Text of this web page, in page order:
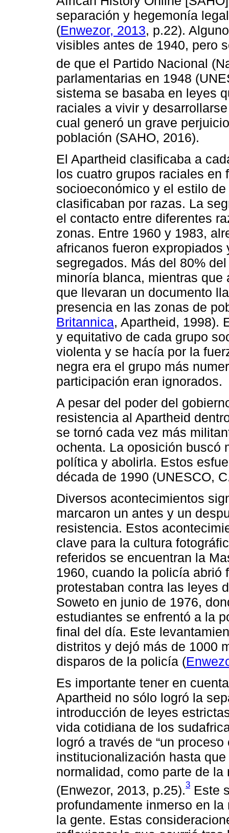
separación y hegemonía
(Enwezor, 2013, p.22).
visibles antes de 1940, pero
de que el Partido Nacional
parlamentarias en 1948
sistema se basaba en leyes
raciales a vivir y
cual generó un grave
población (SAHO, 2016).
El Apartheid clasificaba a
los cuatro grupos raciales en
socioeconómico y el estilo
clasificaban por razas. La
el contacto entre diferentes
zonas. Entre 1960 y 1983,
africanos fueron
segregados. Más del 80%
minoría blanca, mientras
que llevaran un documento
presencia en las zonas de
Britannica, Apartheid, 1998).
y equitativo de cada grupo
violenta y se hacía por la
negra era el grupo más
participación eran ignorados.
A pesar del poder del
resistencia al Apartheid
se tornó cada vez más
ochenta. La oposición buscó
política y abolirla. Estos
década de 1990 (UNESCO,
Diversos acontecimientos
marcaron un antes y un
resistencia. Estos
clave para la cultura
referidos se encuentran la
1960, cuando la policía abrió
protestaban contra las leyes
Soweto en junio de 1976,
estudiantes se enfrentó a la
final del día. Este
distritos y dejó más de 1000
disparos de la policía (
Es importante tener en
Apartheid no sólo logró la
introducción de leyes
vida cotidiana de los
logró a través de “un
institucionalización hasta
normalidad, como parte de
(Enwezor, 2013, p.25).3 Este
profundamente inmerso en
la gente. Estas